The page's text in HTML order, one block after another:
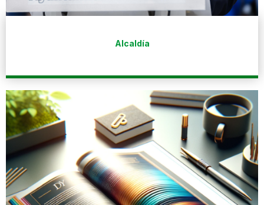
Alcaldía